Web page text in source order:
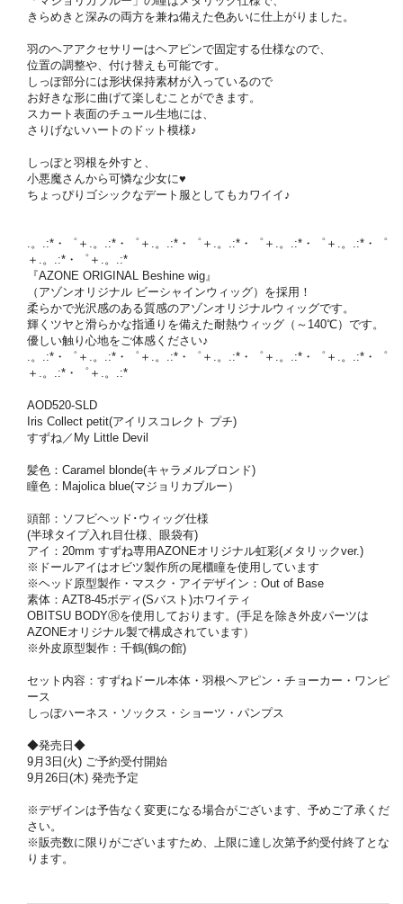
きらめきと深みの両方を兼ね備えた色あいに仕上がりました。
羽のヘアアクセサリーはヘアピンで固定する仕様なので、
位置の調整や、付け替えも可能です。
しっぽ部分には形状保持素材が入っているので
お好きな形に曲げて楽しむことができます。
スカート表面のチュール生地には、
さりげないハートのドット模様♪
しっぽと羽根を外すと、
小悪魔さんから可憐な少女に♥
ちょっぴりゴシックなデート服としてもカワイイ♪
.。.:*・゜＋.。.:*・゜＋.。.:*・゜＋.。.:*・゜＋.。.:*・゜＋.。.:*・゜
＋.。.:*・゜＋.。.:*
『AZONE ORIGINAL Beshine wig』
（アゾンオリジナル ビーシャインウィッグ）を採用！
柔らかで光沢感のある質感のアゾンオリジナルウィッグです。
輝くツヤと滑らかな指通りを備えた耐熱ウィッグ（～140℃）です。
優しい触り心地をご体感ください♪
.。.:*・゜＋.。.:*・゜＋.。.:*・゜＋.。.:*・゜＋.。.:*・゜＋.。.:*・゜
＋.。.:*・゜＋.。.:*
AOD520-SLD
Iris Collect petit(アイリスコレクト プチ)
すずね／My Little Devil
髪色：Caramel blonde(キャラメルブロンド)
瞳色：Majolica blue(マジョリカブルー）
頭部：ソフビヘッド･ウィッグ仕様
(半球タイプ入れ目仕様、眼袋有)
アイ：20mm すずね専用AZONEオリジナル虹彩(メタリックver.)
※ドールアイはオビツ製作所の尾櫃瞳を使用しています
※ヘッド原型製作・マスク・アイデザイン：Out of Base
素体：AZT8-45ボディ(Sバスト)ホワイティ
OBITSU BODYⓇを使用しております。(手足を除き外皮パーツは
AZONEオリジナル製で構成されています）
※外皮原型製作：千鶴(鶴の館)
セット内容：すずねドール本体・羽根ヘアピン・チョーカー・ワンピ
ース
しっぽハーネス・ソックス・ショーツ・パンプス
◆発売日◆
9月3日(火) ご予約受付開始
9月26日(木) 発売予定
※デザインは予告なく変更になる場合がございます、予めご了承くだ
さい。
※販売数に限りがございますため、上限に達し次第予約受付終了とな
ります。